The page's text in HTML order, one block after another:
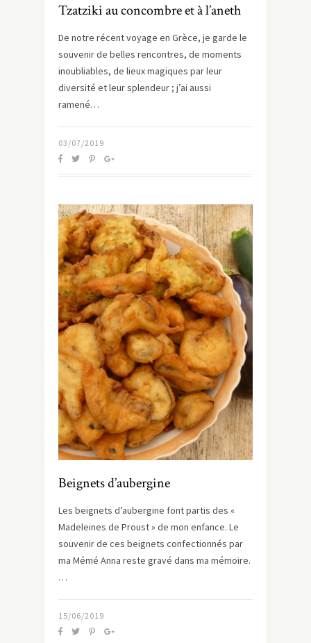
Tzatziki au concombre et à l’aneth
De notre récent voyage en Grèce, je garde le
souvenir de belles rencontres, de moments
inoubliables, de lieux magiques par leur
diversité et leur splendeur ; j’ai aussi
ramené…
03/07/2019
Beignets d’aubergine
Les beignets d’aubergine font partis des «
Madeleines de Proust » de mon enfance. Le
souvenir de ces beignets confectionnés par
ma Mémé Anna reste gravé dans ma mémoire.
…
15/06/2019